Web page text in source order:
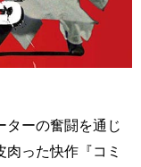
ターの奮闘を通じ
った快作『コミ